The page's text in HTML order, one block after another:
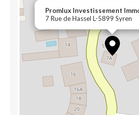
Promlux Investissement
7 Rue de Hassel L-5899 Syren